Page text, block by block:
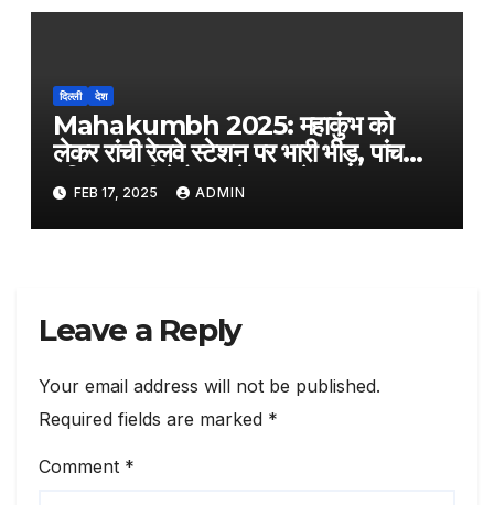
दिल्ली देश
Mahakumbh 2025: महाकुंभ को
लेकर रांची रेलवे स्टेशन पर भारी भीड़, पांच
महिला यात्री बेहोश, ट्रेन छूटने पर हंगामा
FEB 17, 2025 ADMIN
Leave a Reply
Your email address will not be published.
Required fields are marked *
Comment *